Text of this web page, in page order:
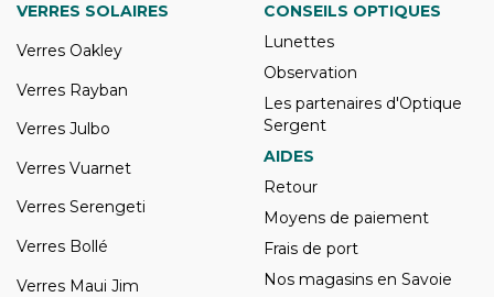
VERRES SOLAIRES
Verres Oakley
Verres Rayban
Verres Julbo
Verres Vuarnet
Verres Serengeti
Verres Bollé
Verres Maui Jim
CONSEILS OPTIQUES
Lunettes
Observation
Les partenaires d'Optique
Sergent
AIDES
Retour
Moyens de paiement
Frais de port
Nos magasins en Savoie